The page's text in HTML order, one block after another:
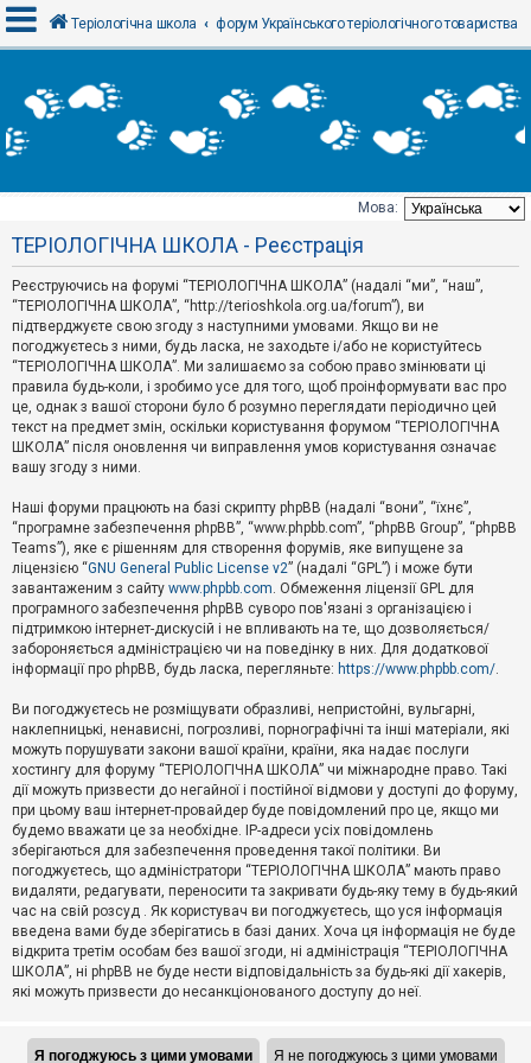
х
і
Т
е
м
и
б
е
з
в
і
д
п
о
в
і
д
й
А
к
т
и
в
н
і
м
и
П
о
ш
у
Д
о
п
о
м
Теріологічна школа форум Українського теріологічного товариства
Мова:
ТЕРІОЛОГІЧНА ШКОЛА - Реєстрація
Реєструючись на форумі “ТЕРІОЛОГІЧНА ШКОЛА” (надалі “ми”, “наш”,
“ТЕРІОЛОГІЧНА ШКОЛА”, “http://terioshkola.org.ua/forum”), ви
підтверджуєте свою згоду з наступними умовами. Якщо ви не
погоджуєтесь з ними, будь ласка, не заходьте і/або не користуйтесь
“ТЕРІОЛОГІЧНА ШКОЛА”. Ми залишаємо за собою право змінювати ці
правила будь-коли, і зробимо усе для того, щоб проінформувати вас про
це, однак з вашої сторони було б розумно переглядати періодично цей
текст на предмет змін, оскільки користування форумом “ТЕРІОЛОГІЧНА
ШКОЛА” після оновлення чи виправлення умов користування означає
вашу згоду з ними.
Наші форуми працюють на базі скрипту phpBB (надалі “вони”, “їхнє”,
“програмне забезпечення phpBB”, “www.phpbb.com”, “phpBB Group”, “phpBB
Teams”), яке є рішенням для створення форумів, яке випущене за
ліцензією “GNU General Public License v2” (надалі “GPL”) і може бути
завантаженим з сайту www.phpbb.com. Обмеження ліцензії GPL для
програмного забезпечення phpBB суворо пов'язані з організацією і
підтримкою інтернет-дискусій і не впливають на те, що дозволяється/
забороняється адміністрацією чи на поведінку в них. Для додаткової
інформації про phpBB, будь ласка, перегляньте: https://www.phpbb.com/.
Ви погоджуєтесь не розміщувати образливі, непристойні, вульгарні,
наклепницькі, ненависні, погрозливі, порнографічні та інші матеріали, які
можуть порушувати закони вашої країни, країни, яка надає послуги
хостингу для форуму “ТЕРІОЛОГІЧНА ШКОЛА” чи міжнародне право. Такі
дії можуть призвести до негайної і постійної відмови у доступі до форуму,
при цьому ваш інтернет-провайдер буде повідомлений про це, якщо ми
будемо вважати це за необхідне. IP-адреси усіх повідомлень
зберігаються для забезпечення проведення такої політики. Ви
погоджуєтесь, що адміністратори “ТЕРІОЛОГІЧНА ШКОЛА” мають право
видаляти, редагувати, переносити та закривати будь-яку тему в будь-який
час на свій розсуд . Як користувач ви погоджуєтесь, що уся інформація
введена вами буде зберігатись в базі даних. Хоча ця інформація не буде
відкрита третім особам без вашої згоди, ні адміністрація “ТЕРІОЛОГІЧНА
ШКОЛА”, ні phpBB не буде нести відповідальність за будь-які дії хакерів,
які можуть призвести до несанкціонованого доступу до неї.